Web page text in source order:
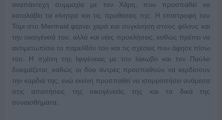
αναπάντεχη συμμαχία με τον Χάρη, που προσπαθεί να
καταλάβει τα κίνητρα και τις προθέσεις της. Η επιστροφή του
Τόμι στο Mermaid φέρνει χαρά και συγκίνηση στους φίλους και
την οικογένειά του, αλλά και νέες προκλήσεις, καθώς πρέπει να
αντιμετωπίσει το παρελθόν του και τις σχέσεις που άφησε πίσω
του. Η σχέση της Ιφιγένειας με τον Ιάκωβο και τον Παύλο
δοκιμάζεται, καθώς οι δύο άντρες προσπαθούν να κερδίσουν
την καρδιά της, ενώ εκείνη προσπαθεί να ισορροπήσει ανάμεσα
στις απαιτήσεις της οικογένειάς της και τα δικά της
συναισθήματα.